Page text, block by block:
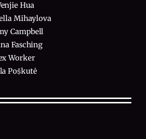
Hua
Mihaylova
Campbell
Fasching
Worker
Poṣ̌kutė